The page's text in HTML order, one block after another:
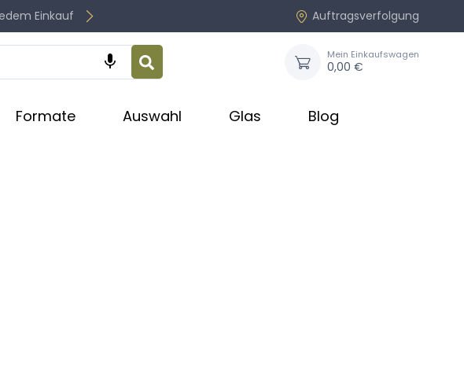
Einkauf Auftragsverfolgung
 Mein Einkaufswagen
0,00 €
Formate Auswahl Glas Blog